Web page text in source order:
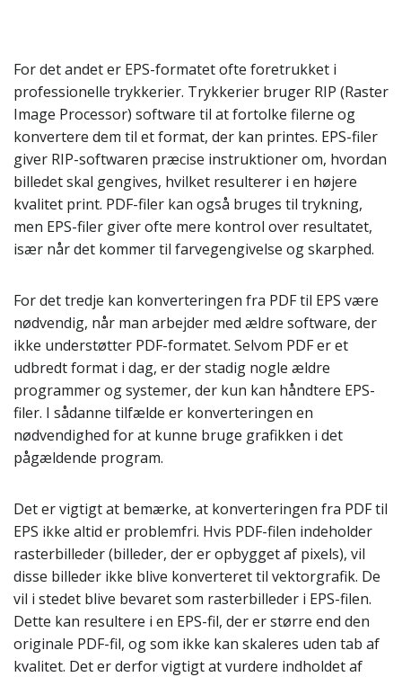
For det andet er EPS-formatet ofte foretrukket i
professionelle trykkerier. Trykkerier bruger RIP (Raster
Image Processor) software til at fortolke filerne og
konvertere dem til et format, der kan printes. EPS-filer
giver RIP-softwaren præcise instruktioner om, hvordan
billedet skal gengives, hvilket resulterer i en højere
kvalitet print. PDF-filer kan også bruges til trykning,
men EPS-filer giver ofte mere kontrol over resultatet,
især når det kommer til farvegengivelse og skarphed.
For det tredje kan konverteringen fra PDF til EPS være
nødvendig, når man arbejder med ældre software, der
ikke understøtter PDF-formatet. Selvom PDF er et
udbredt format i dag, er der stadig nogle ældre
programmer og systemer, der kun kan håndtere EPS-
filer. I sådanne tilfælde er konverteringen en
nødvendighed for at kunne bruge grafikken i det
pågældende program.
Det er vigtigt at bemærke, at konverteringen fra PDF til
EPS ikke altid er problemfri. Hvis PDF-filen indeholder
rasterbilleder (billeder, der er opbygget af pixels), vil
disse billeder ikke blive konverteret til vektorgrafik. De
vil i stedet blive bevaret som rasterbilleder i EPS-filen.
Dette kan resultere i en EPS-fil, der er større end den
originale PDF-fil, og som ikke kan skaleres uden tab af
kvalitet. Det er derfor vigtigt at vurdere indholdet af